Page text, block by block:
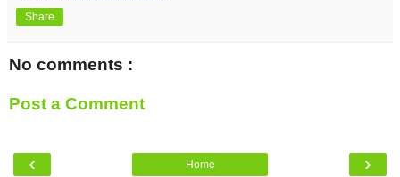
Share
No comments :
Post a Comment
‹ ›
Home